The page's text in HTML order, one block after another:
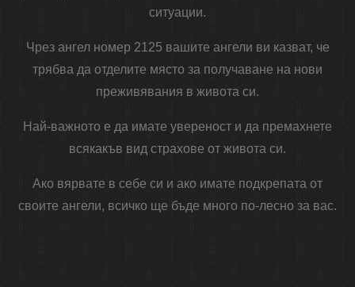
ситуации.
Чрез ангел номер 2125 вашите ангели ви казват, че
трябва да отделите място за получаване на нови
преживявания в живота си.
Най-важното е да имате увереност и да премахнете
всякакъв вид страхове от живота си.
Ако вярвате в себе си и ако имате подкрепата от
своите ангели, всичко ще бъде много по-лесно за вас.